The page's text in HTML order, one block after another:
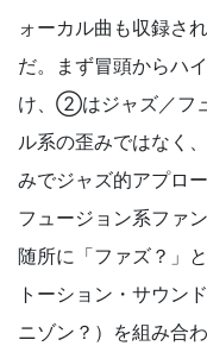
ォーカル曲も収録さ
だ。まず冒頭からハ
け、②はジャズ／フ
ル系の歪みではなく
みでジャズ的アプロ
フュージョン系ファ
随所に「ファズ？」
トーション・サウン
ニゾン？）を組み合